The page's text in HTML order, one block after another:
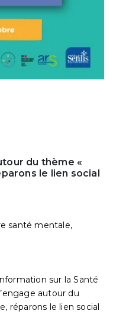
du thème «
le lien social
santé mentale,
sur la Santé
autour du
réparons le lien social